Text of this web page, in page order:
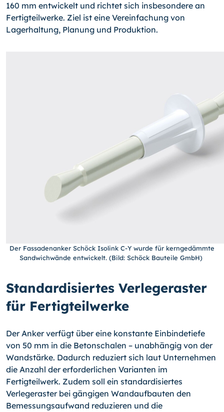
160 mm entwickelt und richtet sich insbesondere an
Fertigteilwerke. Ziel ist eine Vereinfachung von
Lagerhaltung, Planung und Produktion.
Der Fassadenanker Schöck Isolink C-Y wurde für kerngedämmte
Sandwichwände entwickelt. (Bild: Schöck Bauteile GmbH)
Standardisiertes Verlegeraster
für Fertigteilwerke
Der Anker verfügt über eine konstante Einbindetiefe
von 50 mm in die Betonschalen – unabhängig von der
Wandstärke. Dadurch reduziert sich laut Unternehmen
die Anzahl der erforderlichen Varianten im
Fertigteilwerk. Zudem soll ein standardisiertes
Verlegeraster bei gängigen Wandaufbauten den
Bemessungsaufwand reduzieren und die